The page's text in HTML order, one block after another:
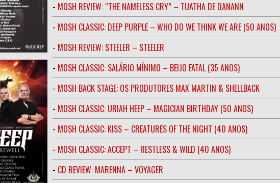
- MOSH REVIEW: “THE NAMELESS CRY” – TUATHA DE DANANN
- MOSH CLASSIC: DEEP PURPLE – WHO DO WE THINK WE ARE (50 ANOS)
- MOSH REVIEW: STEELER – STEELER
- MOSH CLASSIC: SALÁRIO MÍNIMO – BEIJO FATAL (35 ANOS)
- MOSH BACK STAGE: OS PRODUTORES MAX MARTIN & SHELLBACK
- MOSH CLASSIC: URIAH HEEP – MAGICIAN BIRTHDAY (50 ANOS)
- MOSH CLASSIC: KISS – CREATURES OF THE NIGHT (40 ANOS)
- MOSH CLASSIC: ACCEPT – RESTLESS & WILD (40 ANOS)
- CD REVIEW: MARENNA – VOYAGER